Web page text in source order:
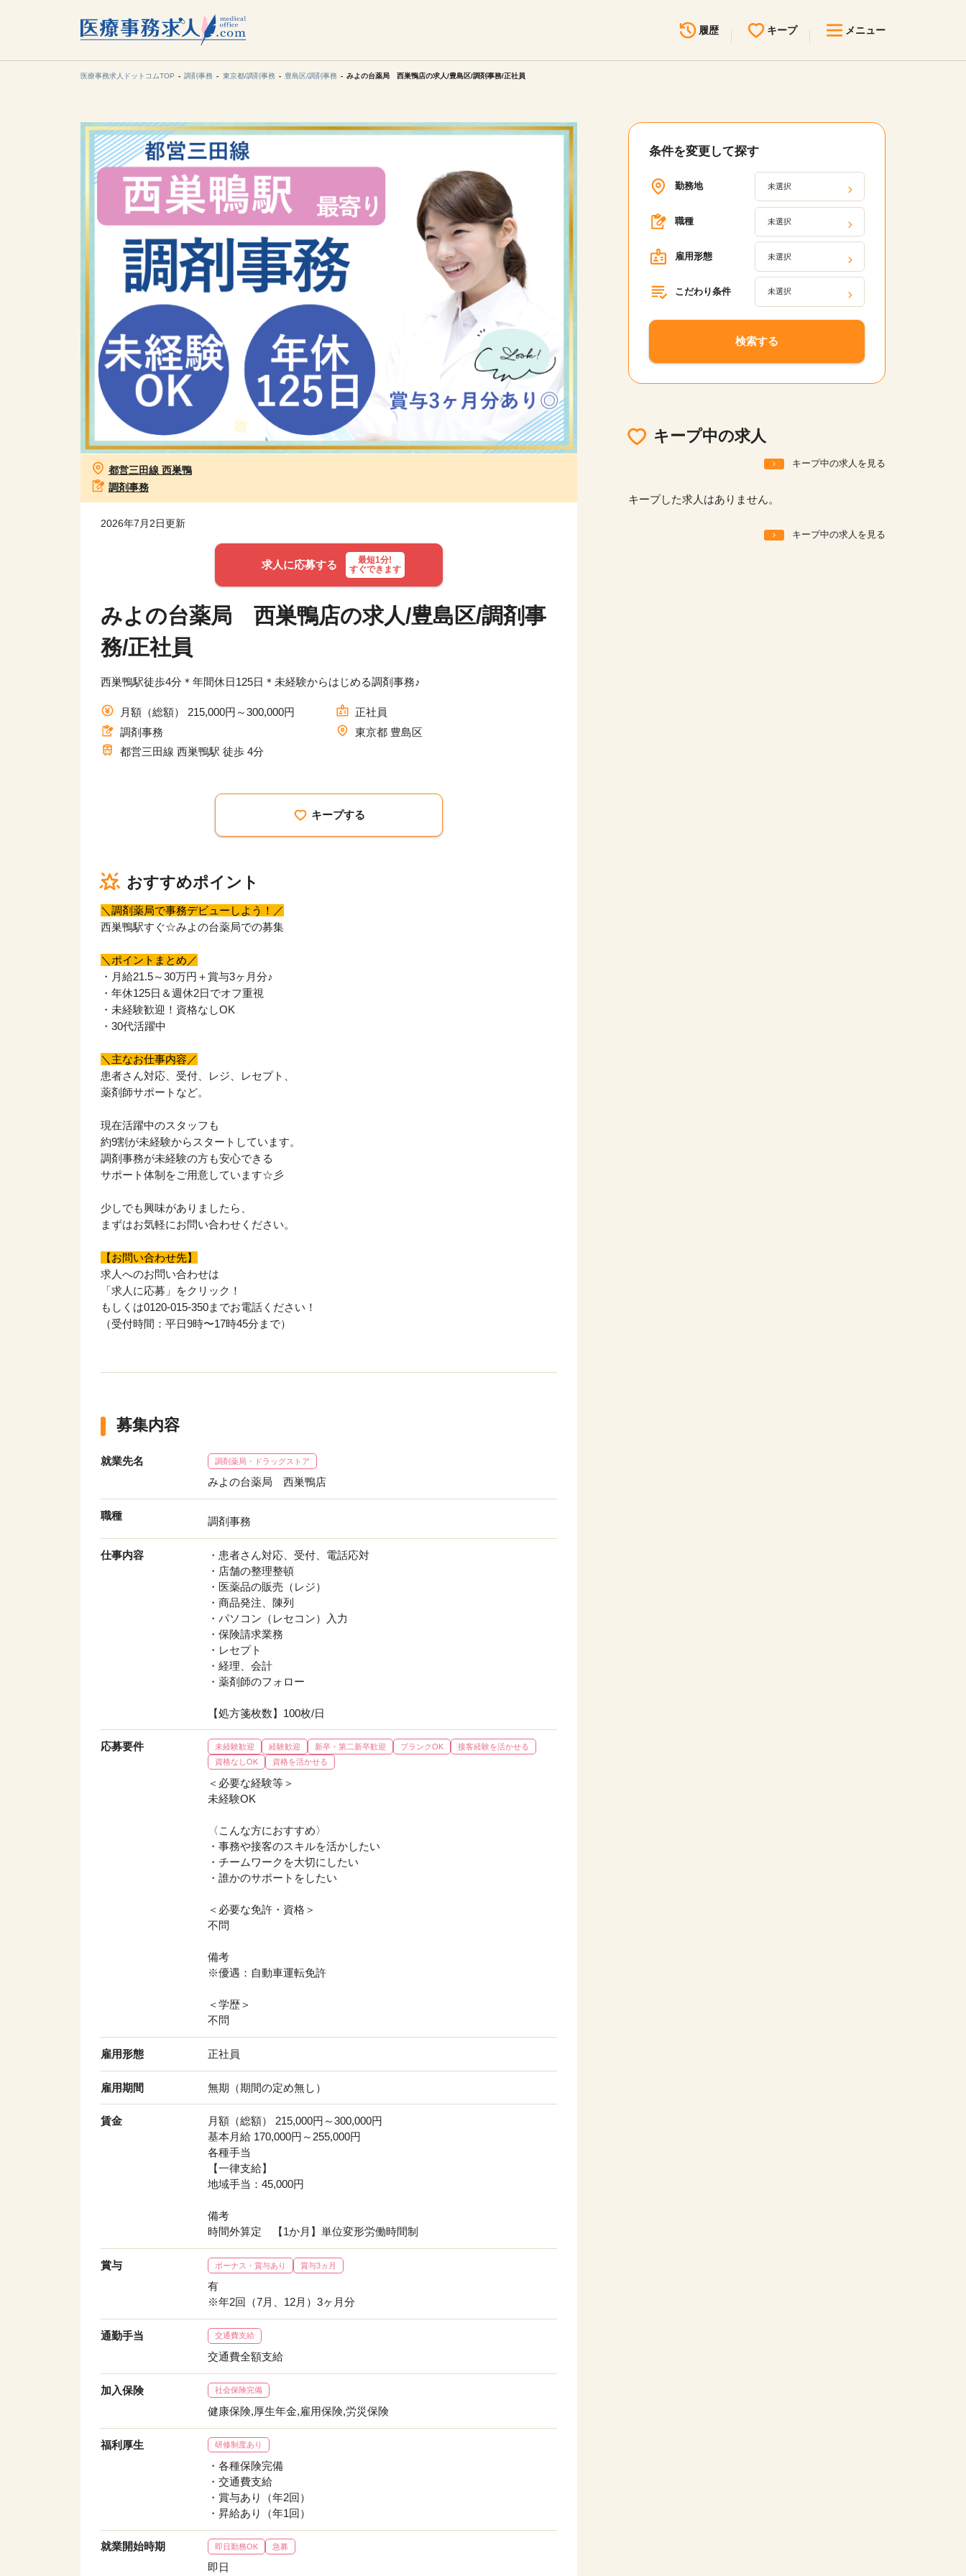
履歴 キープ メニュー
無料転職サポート
見学会・イベント情報
医療事務まるわかりコラム
医療事務求人ドットコムとは
人材をお探しの医療機関・企業様
医療事務求人ドットコムTOP 調剤事務 東京都/調剤事務 豊島区/調剤事務 みよの台薬局 西巣鴨店の求人/豊島区/調剤事務/正社員
都営三田線 西巣鴨
調剤事務
2026年7月2日更新
求人に応募する
最短1分!
すぐできます
みよの台薬局 西巣鴨店の求人/豊島区/調剤事
務/正社員
西巣鴨駅徒歩4分＊年間休日125日＊未経験からはじめる調剤事務♪
月額（総額） 215,000円～300,000円
正社員
調剤事務
東京都 豊島区
都営三田線 西巣鴨駅 徒歩 4分
キープする
おすすめポイント
＼調剤薬局で事務デビューしよう！／
西巣鴨駅すぐ☆みよの台薬局での募集
＼ポイントまとめ／
・月給21.5～30万円＋賞与3ヶ月分♪
・年休125日＆週休2日でオフ重視
・未経験歓迎！資格なしOK
・30代活躍中
＼主なお仕事内容／
患者さん対応、受付、レジ、レセプト、
薬剤師サポートなど。
現在活躍中のスタッフも
約9割が未経験からスタートしています。
調剤事務が未経験の方も安心できる
サポート体制をご用意しています☆彡
少しでも興味がありましたら、
まずはお気軽にお問い合わせください。
【お問い合わせ先】
求人へのお問い合わせは
「求人に応募」をクリック！
もしくは0120-015-350までお電話ください！
（受付時間：平日9時〜17時45分まで）
募集内容
就業先名 調剤薬局・ドラッグストア
みよの台薬局 西巣鴨店
職種 調剤事務
仕事内容
・患者さん対応、受付、電話応対
・店舗の整理整頓
・医薬品の販売（レジ）
・商品発注、陳列
・パソコン（レセコン）入力
・保険請求業務
・レセプト
・経理、会計
・薬剤師のフォロー
【処方箋枚数】100枚/日
応募要件 未経験歓迎 経験歓迎 新卒・第二新卒歓迎 ブランクOK
接客経験を活かせる
資格なしOK
資格を活かせる
＜必要な経験等＞
未経験OK
〈こんな方におすすめ〉
・事務や接客のスキルを活かしたい
・チームワークを大切にしたい
・誰かのサポートをしたい
＜必要な免許・資格＞
不問
備考
※優遇：自動車運転免許
＜学歴＞
不問
雇用形態 正社員
雇用期間 無期（期間の定め無し）
賃金
月額（総額） 215,000円～300,000円
基本月給 170,000円～255,000円
各種手当
【一律支給】
地域手当：45,000円
備考
時間外算定 【1か月】単位変形労働時間制
賞与 ボーナス・賞与あり 賞与3ヵ月
有
※年2回（7月、12月）3ヶ月分
通勤手当 交通費支給
交通費全額支給
加入保険 社会保険完備
健康保険,厚生年金,雇用保険,労災保険
福利厚生 研修制度あり
・各種保険完備
・交通費支給
・賞与あり（年2回）
・昇給あり（年1回）
就業開始時期 即日勤務OK 急募
即日
条件を変更して探す
勤務地 未選択
職種 未選択
雇用形態 未選択
こだわり条件 未選択
検索する
キープ中の求人
キープ中の求人を見る
キープした求人はありません。
キープ中の求人を見る
該当件数
9,632 件
関東 関西
東海
甲信越・北陸 中国・四国
九州・沖縄